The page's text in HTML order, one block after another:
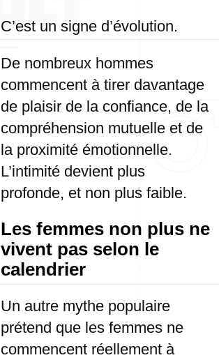
C’est un signe d’évolution.
De nombreux hommes
commencent à tirer davantage
de plaisir de la confiance, de la
compréhension mutuelle et de
la proximité émotionnelle.
L’intimité devient plus
profonde, et non plus faible.
Les femmes non plus ne
vivent pas selon le
calendrier
Un autre mythe populaire
prétend que les femmes ne
commencent réellement à